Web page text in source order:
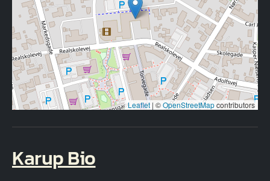
Leaflet | ©OpenStreetMapcontributors
Karup Bio